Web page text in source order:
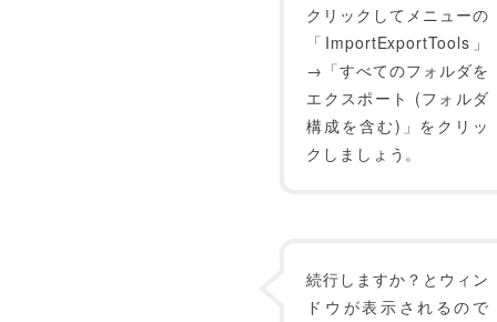
クリックしてメニューの
「ImportExportTools」
→「すべてのフォルダを
エクスポート (フォルダ
構成を含む)」をクリッ
クしましょう。
続行しますか？とウィン
ドウが表示されるので